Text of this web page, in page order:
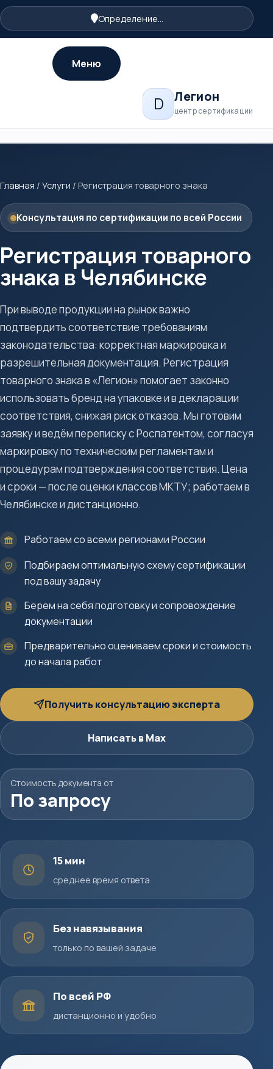
Определение...
D Легион
центр сертификации
Меню
Главная / Услуги / Регистрация товарного знака
Консультация по сертификации по всей России
Регистрация товарного
знака в Челябинске
При выводе продукции на рынок важно
подтвердить соответствие требованиям
законодательства: корректная маркировка и
разрешительная документация. Регистрация
товарного знака в «Легион» помогает законно
использовать бренд на упаковке и в декларации
соответствия, снижая риск отказов. Мы готовим
заявку и ведём переписку с Роспатентом, согласуя
маркировку по техническим регламентам и
процедурам подтверждения соответствия. Цена
и сроки — после оценки классов МКТУ; работаем в
Челябинске и дистанционно.
Работаем со всеми регионами России
Подбираем оптимальную схему сертификации
под вашу задачу
Берем на себя подготовку и сопровождение
документации
Предварительно оцениваем сроки и стоимость
до начала работ
Получить консультацию эксперта
Написать в Max
Стоимость документа от
По запросу
15 мин
среднее время ответа
Без навязывания
только по вашей задаче
По всей РФ
дистанционно и удобно